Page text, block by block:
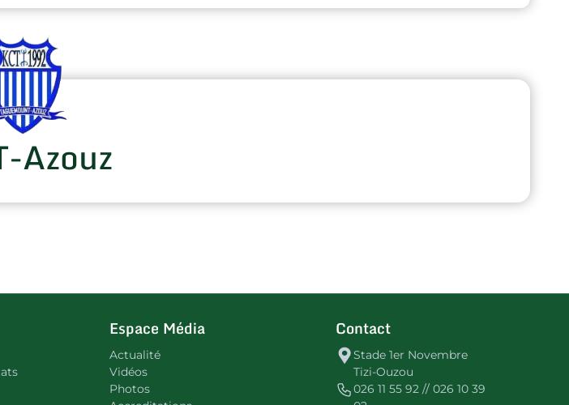
Azouz
Espace Média
Actualité
Vidéos
Photos
Contact
Stade 1er Novembre
Tizi-Ouzou
026 11 55 92 // 026 10 39